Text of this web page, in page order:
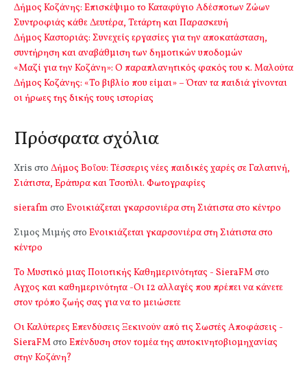
Δήμος Κοζάνης: Επισκέψιμο το Καταφύγιο Αδέσποτων Ζώων
Συντροφιάς κάθε Δευτέρα, Τετάρτη και Παρασκευή
Δήμος Καστοριάς: Συνεχείς εργασίες για την αποκατάσταση,
συντήρηση και αναβάθμιση των δημοτικών υποδομών
«Μαζί για την Κοζάνη»: Ο παραπλανητικός φακός του κ. Μαλούτα
Δήμος Κοζάνης: «Το βιβλίο που είμαι» – Όταν τα παιδιά γίνονται
οι ήρωες της δικής τους ιστορίας
Πρόσφατα σχόλια
Xris στο Δήμος Βοΐου: Τέσσερις νέες παιδικές χαρές σε Γαλατινή,
Σιάτιστα, Εράτυρα και Τσοτύλι. Φωτογραφίες
sierafm στο Ενοικιάζεται γκαρσονιέρα στη Σιάτιστα στο κέντρο
Σιμος Μιμής στο Ενοικιάζεται γκαρσονιέρα στη Σιάτιστα στο
κέντρο
Το Μυστικό μιας Ποιοτικής Καθημερινότητας - SieraFMστο
Αγχος και καθημερινότητα -Οι 12 αλλαγές που πρέπει να κάνετε
στον τρόπο ζωής σας για να το μειώσετε
Οι Καλύτερες Επενδύσεις Ξεκινούν από τις Σωστές Αποφάσεις -
SieraFMστο Επένδυση στον τομέα της αυτοκινητοβιομηχανίας
στην Κοζάνη?